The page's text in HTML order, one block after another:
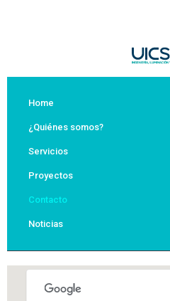
Home
¿Quiénes somos?
Servicios
Proyectos
Contacto
Noticias